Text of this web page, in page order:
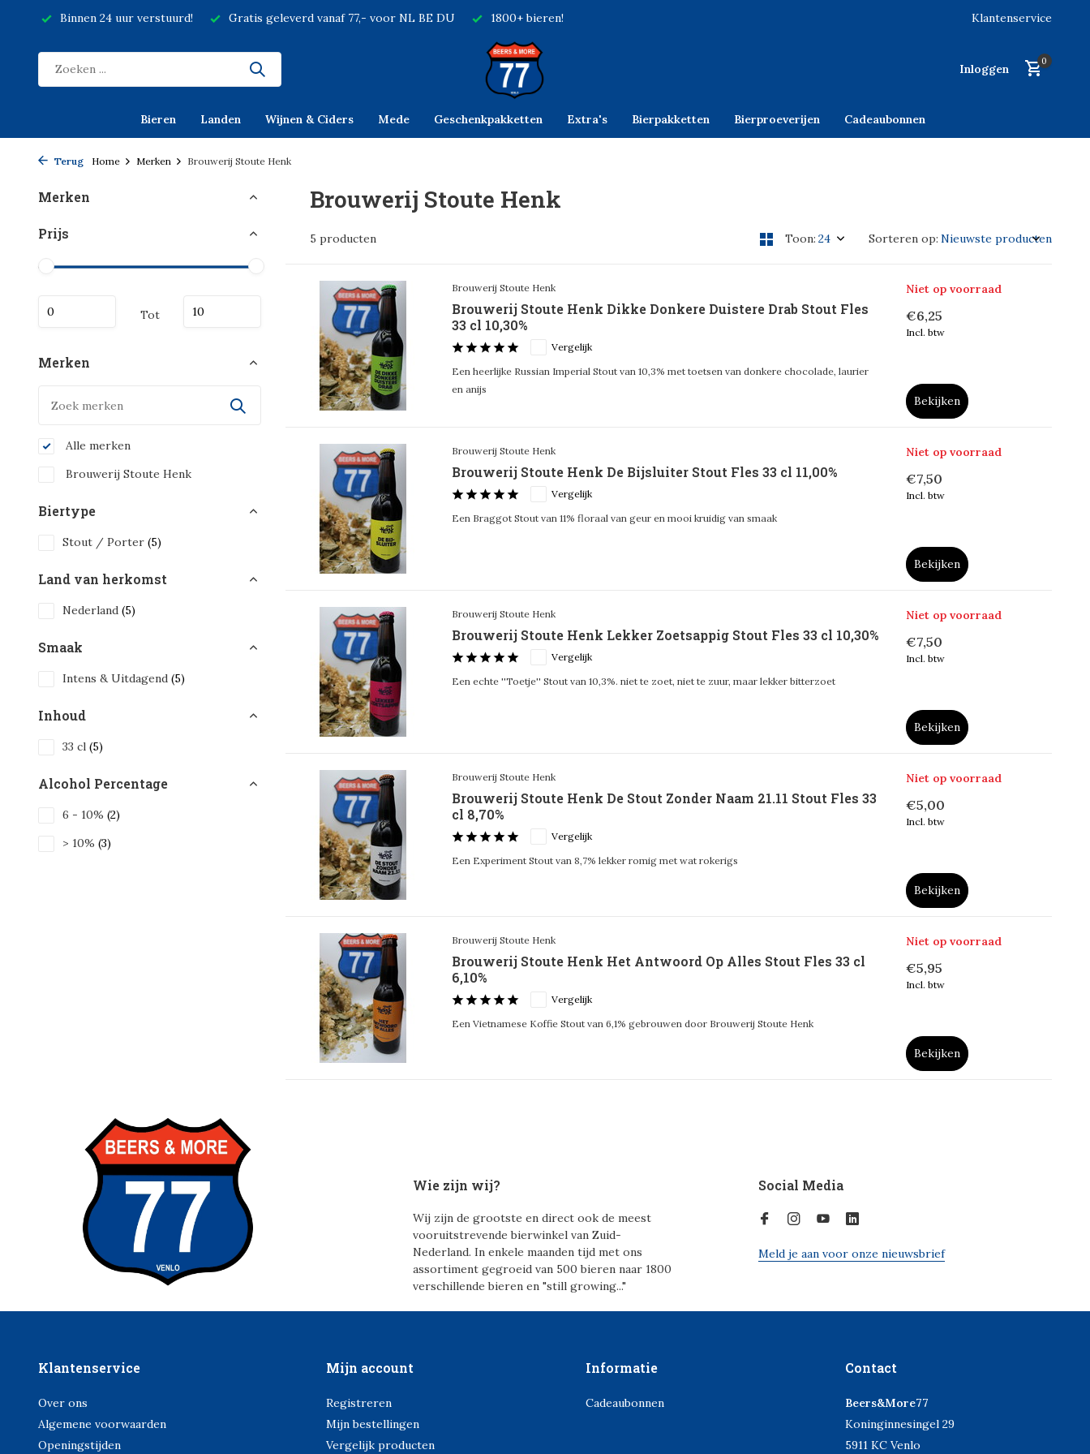
Binnen 24 uur verstuurd! Gratis geleverd vanaf 77,- voor NL BE DU 1800+ bieren! Klantenservice
Inloggen
0
Bieren Landen Wijnen & Ciders Mede Geschenkpakketten Extra's Bierpakketten Bierproeverijen Cadeaubonnen
Terug Home Merken Brouwerij Stoute Henk
Merken
Prijs
Tot
Merken
Alle merken
Brouwerij Stoute Henk
Biertype
Stout / Porter (5)
Land van herkomst
Nederland (5)
Smaak
Intens & Uitdagend (5)
Inhoud
33 cl (5)
Alcohol Percentage
6 - 10% (2)
> 10% (3)
Brouwerij Stoute Henk
5 producten Toon: Sorteren op:
Brouwerij Stoute Henk
Brouwerij Stoute Henk Dikke Donkere Duistere Drab Stout Fles
33 cl 10,30%
Vergelijk
Een heerlijke Russian Imperial Stout van 10,3% met toetsen van donkere chocolade, laurier
en anijs
Niet op voorraad
€6,25
Incl. btw
Bekijken
Brouwerij Stoute Henk
Brouwerij Stoute Henk De Bijsluiter Stout Fles 33 cl 11,00%
Vergelijk
Een Braggot Stout van 11% floraal van geur en mooi kruidig van smaak
Niet op voorraad
€7,50
Incl. btw
Bekijken
Brouwerij Stoute Henk
Brouwerij Stoute Henk Lekker Zoetsappig Stout Fles 33 cl 10,30%
Vergelijk
Een echte ''Toetje'' Stout van 10,3%. niet te zoet, niet te zuur, maar lekker bitterzoet
Niet op voorraad
€7,50
Incl. btw
Bekijken
Brouwerij Stoute Henk
Brouwerij Stoute Henk De Stout Zonder Naam 21.11 Stout Fles 33
cl 8,70%
Vergelijk
Een Experiment Stout van 8,7% lekker romig met wat rokerigs
Niet op voorraad
€5,00
Incl. btw
Bekijken
Brouwerij Stoute Henk
Brouwerij Stoute Henk Het Antwoord Op Alles Stout Fles 33 cl
6,10%
Vergelijk
Een Vietnamese Koffie Stout van 6,1% gebrouwen door Brouwerij Stoute Henk
Niet op voorraad
€5,95
Incl. btw
Bekijken
Wie zijn wij?
Wij zijn de grootste en direct ook de meest
vooruitstrevende bierwinkel van Zuid-
Nederland. In enkele maanden tijd met ons
assortiment gegroeid van 500 bieren naar 1800
verschillende bieren en "still growing..."
Social Media
Meld je aan voor onze nieuwsbrief
Klantenservice
Over ons
Algemene voorwaarden
Openingstijden
Mijn account
Registreren
Mijn bestellingen
Vergelijk producten
Informatie
Cadeaubonnen
Contact
Beers&More77
Koninginnesingel 29
5911 KC Venlo